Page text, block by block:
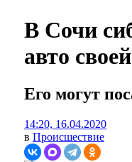
В Сочи
авто
Его могут
14:20, 16.04.2020
в Происшествие